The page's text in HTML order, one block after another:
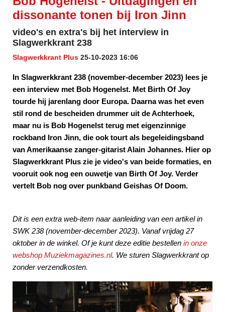
dissonante tonen bij Iron Jinn
video's en extra's bij het interview in
Slagwerkkrant 238
Slagwerkkrant Plus 25-10-2023 16:06
In Slagwerkkrant 238 (november-december 2023) lees je
een interview met Bob Hogenelst. Met Birth Of Joy
tourde hij jarenlang door Europa. Daarna was het even
stil rond de bescheiden drummer uit de Achterhoek,
maar nu is Bob Hogenelst terug met eigenzinnige
rockband Iron Jinn, die ook tourt als begeleidingsband
van Amerikaanse zanger-gitarist Alain Johannes. Hier op
Slagwerkkrant Plus zie je video's van beide formaties, en
vooruit ook nog een ouwetje van Birth Of Joy. Verder
vertelt Bob nog over punkband Geishas Of Doom.
Dit is een extra web-item naar aanleiding van een artikelin
SWK 238 (november-december 2023). Vanaf vrijdag 27
oktober in de winkel. Of je kunt deze editie bestellen in onze
webshop Muziekmagazines.nl. We sturen Slagwerkkrant op
zonder verzendkosten.